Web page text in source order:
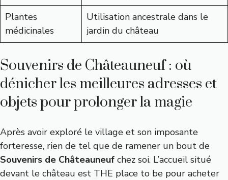
Plantes
médicinales
Utilisation ancestrale dans le
jardin du château
Souvenirs de Châteauneuf : où
dénicher les meilleures adresses et
objets pour prolonger la magie
Après avoir exploré le village et son imposante
forteresse, rien de tel que de ramener un bout de
Souvenirs de Châteauneuf chez soi. L’accueil situé
devant le château est THE place to be pour acheter